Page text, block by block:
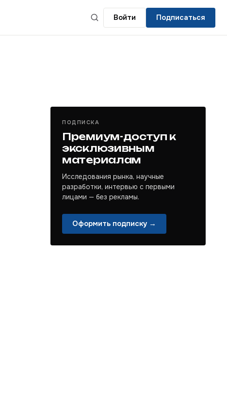
Войти Подписаться
ПОДПИСКА
Премиум-доступ к
эксклюзивным
материалам
Исследования рынка, научные
разработки, интервью с первыми
лицами — без рекламы.
Оформить подписку →